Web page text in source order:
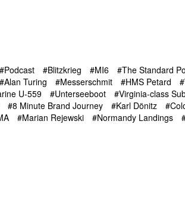
Podcast Blitzkrieg MI6
The Standard
Alan Turing Messerschmit HMS Petard
U-559 Unterseeboot Virginia-class
8 Minute Brand Journey Karl Dönitz
Marian Rejewski Normandy Landings